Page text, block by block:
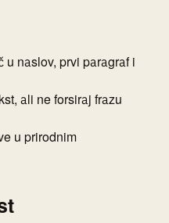
u naslov, prvi paragraf i
ali ne forsiraj frazu
u prirodnim